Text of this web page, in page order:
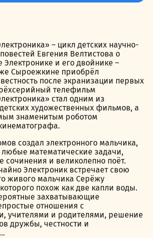
– цикл детских научно-
Евгения Велтистова о
Электронике и его двойнике –
Сыроежкине приобрёл
после экранизации первых
телефильм
стал одним из
художественных фильмов, а
знаменитым роботом
создал электронного мальчика,
математические задачи,
сочинения и великолепно поёт.
Электроник встречает свою
живого мальчика Серёжу
похож как две капли воды.
захватывающие
отношения с
учителями и родителями, решение
дружбы, честности и